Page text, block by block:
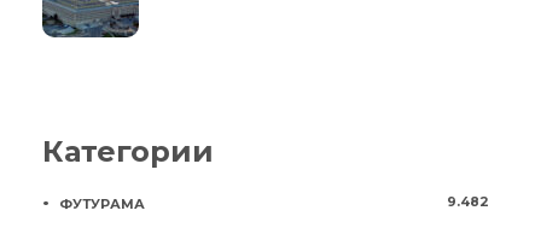
Категории
ФУТУРАМА 9.482